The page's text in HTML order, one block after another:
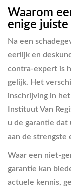
Waarom
enige juiste
Na een
eerlijk en
contra-expert is
gelijk. Het
inschrijving in
Instituut Van
u de garantie
aan de strengste
Waar een niet-
garantie kan
actuele kennis,